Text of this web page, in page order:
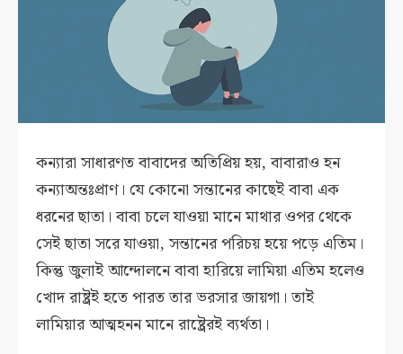
কন্যারা সাধারণত বাবাদের অতিপ্রিয় হয়, বাবারাও হন
কন্যাঅন্তঃপ্রাণ। যে কোনো সন্তানের কাছেই বাবা এক
ধরনের ছাতা। বাবা চলে যাওয়া মানে মাথার ওপর থেকে
সেই ছাতা সরে যাওয়া, সন্তানের পরিচয় হয়ে পড়ে এতিম।
কিন্তু জুলাই আন্দোলনে বাবা হারিয়ে লামিয়া এতিম হলেও
খোদ রাষ্ট্রই হতে পারত তার ভরসার জায়গা। তাই
লামিয়ার আত্মহনন মানে রাষ্ট্রেরই ব্যর্থতা।